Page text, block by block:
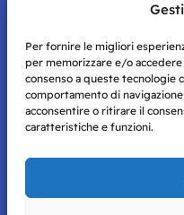
Per fornire le migliori
per memorizzare e/o
consenso a queste tecnologie
comportamento di
acconsentire o ritirare il
caratteristiche e funzioni.
Storie di Napoli è una testata